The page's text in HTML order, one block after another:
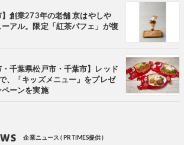
】創業273年の老舗 京はやしや
アル。限定「紅茶パフェ」が復
・千葉県松戸市・千葉市】レッド
、「キッズメニュー」をプレゼ
ーンを実施
企業ニュース ( PR TIMES提供 )